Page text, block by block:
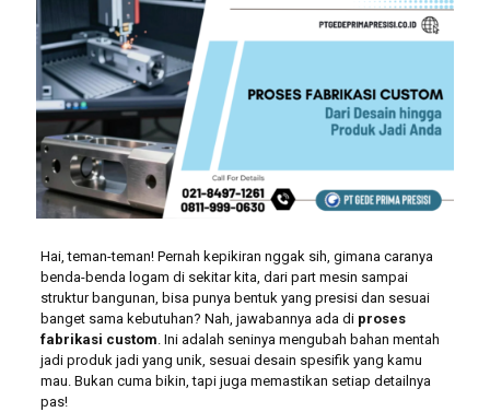
Hai, teman-teman! Pernah kepikiran nggak sih, gimana caranya
benda-benda logam di sekitar kita, dari part mesin sampai
struktur bangunan, bisa punya bentuk yang presisi dan sesuai
banget sama kebutuhan? Nah, jawabannya ada di proses
fabrikasi custom. Ini adalah seninya mengubah bahan mentah
jadi produk jadi yang unik, sesuai desain spesifik yang kamu
mau. Bukan cuma bikin, tapi juga memastikan setiap detailnya
pas!